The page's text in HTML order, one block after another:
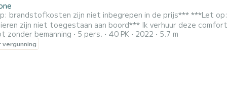
zijn niet inbegrepen in de prijs*** ***Let op: voor dit vaartuig is geen vaarbewijs vereist***
aan boord*** Ik verhuur deze comfortabele 2BAR 57 rubberboot met een Mercury 40pk motor,
uitstapjes met familie en vrienden. U kunt veilig varen,
verkennen. De kustlijn van Talamone wordt gekenmerkt door een
zonder bemanning 5 pers. 40 PK 2022 5.7 m
vergunning